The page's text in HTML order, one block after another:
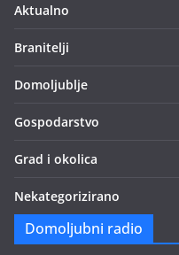
Aktualno
Branitelji
Domoljublje
Gospodarstvo
Grad i okolica
Nekategorizirano
Domoljubni radio